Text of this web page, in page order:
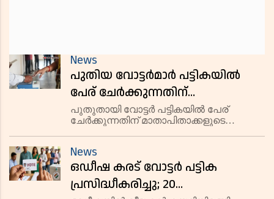
News
പുതിയ വോട്ടർമാർ പട്ടികയിൽ
പേര് ചേർക്കുന്നതിന്
മാതാപിതാക്കളുടെ എസ്ഐആർ
വിവരങ്ങൾ കൂടി നൽകണമെന്ന്
തിരഞ്ഞെടുപ്പ് കമ്മീഷൻ
പുതുതായി വോട്ടർ പട്ടികയിൽ പേര്
ചേർക്കുന്നതിന് മാതാപിതാക്കളുടെ
News
ഒഡീഷ കരട് വോട്ടർ പട്ടിക
പ്രസിദ്ധീകരിച്ചു; 20